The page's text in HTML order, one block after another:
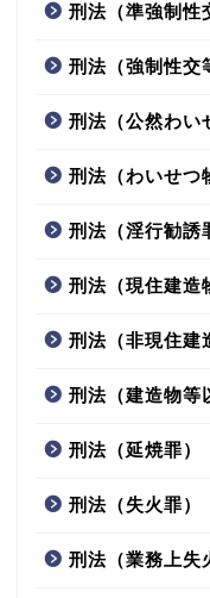
刑法（準強制性
刑法（強制性交
刑法（公然わい
刑法（わいせつ
刑法（淫行勧誘
刑法（現住建造
刑法（非現住建
刑法（建造物等
刑法（延焼罪）
刑法（失火罪）
刑法（業務上失